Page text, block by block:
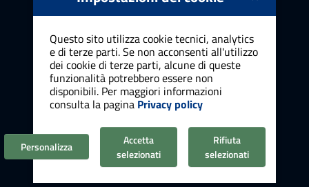
Cultura e tempo libero
Attività produttive e commercio
Appalti pubblici
Catasto e urbanistica
Turismo
Educazione e formazione
Giustizia e sicurezza pubblica
Questo sito utilizza cookie tecnici, analytics
e di terze parti. Se non acconsenti all'utilizzo
dei cookie di terze parti, alcune di queste
funzionalità potrebbero essere non
disponibili. Per maggiori informazioni
consulta la pagina Privacy policy
Personalizza
Accetta
selezionati
Rifiuta
selezionati